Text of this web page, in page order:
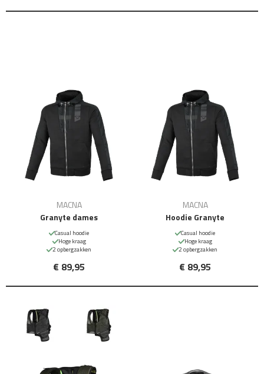
MACNA
Granyte dames
Casual hoodie
Hoge kraag
2 opbergzakken
€ 89,95
MACNA
Hoodie Granyte
Casual hoodie
Hoge kraag
2 opbergzakken
€ 89,95